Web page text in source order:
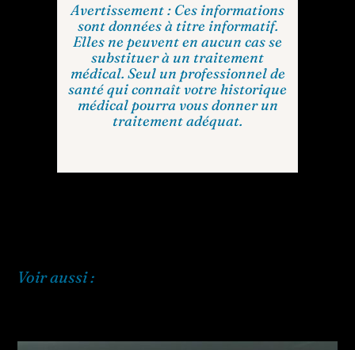
Avertissement : Ces informations
sont données à titre informatif.
Elles ne peuvent en aucun cas se
substituer à un traitement
médical. Seul un professionnel de
santé qui connaît votre historique
médical pourra vous donner un
traitement adéquat.
Voir aussi :